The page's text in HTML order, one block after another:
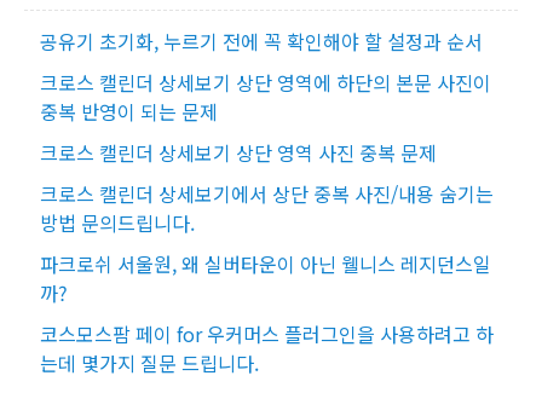
공유기 초기화, 누르기 전에 꼭 확인해야 할 설정과 순서
크로스 캘린더 상세보기 상단 영역에 하단의 본문 사진이
중복 반영이 되는 문제
크로스 캘린더 상세보기 상단 영역 사진 중복 문제
크로스 캘린더 상세보기에서 상단 중복 사진/내용 숨기는
방법 문의드립니다.
파크로쉬 서울원, 왜 실버타운이 아닌 웰니스 레지던스일
까?
코스모스팜 페이 for 우커머스 플러그인을 사용하려고 하
는데 몇가지 질문 드립니다.